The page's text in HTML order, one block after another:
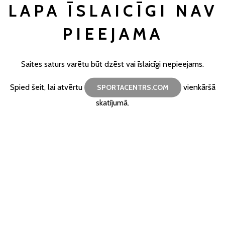
LAPA ĪSLAICĪGI NAV
PIEEJAMA
Saites saturs varētu būt dzēst vai īslaicīgi nepieejams.
Spied šeit, lai atvērtu SPORTACENTRS.COM
vienkāršā
skatījumā.